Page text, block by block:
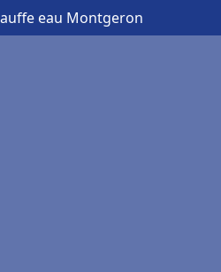
eau Montgeron